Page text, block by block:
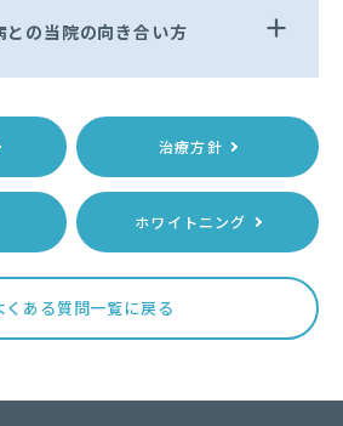
との当院の向き合い方
治療方針
ホワイトニング
くある質問一覧に戻る